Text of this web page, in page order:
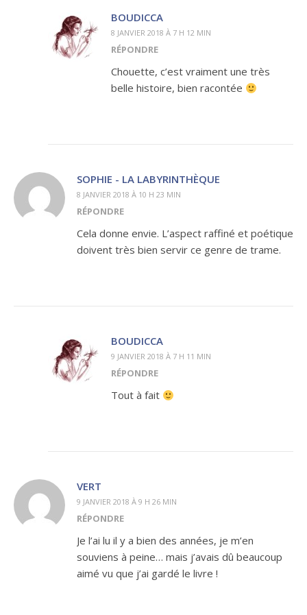
BOUDICCA
8 JANVIER 2018 À 7 H 12 MIN
RÉPONDRE
Chouette, c’est vraiment une très
belle histoire, bien racontée
SOPHIE - LA LABYRINTHÈQUE
8 JANVIER 2018 À 10 H 23 MIN
RÉPONDRE
Cela donne envie. L’aspect raffiné et poétique
doivent très bien servir ce genre de trame.
BOUDICCA
9 JANVIER 2018 À 7 H 11 MIN
RÉPONDRE
Tout à fait
VERT
9 JANVIER 2018 À 9 H 26 MIN
RÉPONDRE
Je l’ai lu il y a bien des années, je m’en
souviens à peine… mais j’avais dû beaucoup
aimé vu que j’ai gardé le livre !